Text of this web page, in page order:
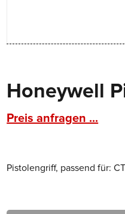
Honeywell
Preis anfragen ...
Pistolengriff, passend für: